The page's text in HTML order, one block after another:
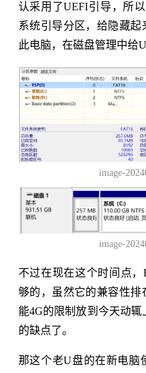
认采用了UEFI引导，所
系统引导分区，给隐藏
此电脑，在磁盘管理中给
image-
image-
不过在现在这个时间点
够的，虽然它的兼容性排
能4G的限制放到今天动
的缺点了。
那这个老U盘的在新电脑